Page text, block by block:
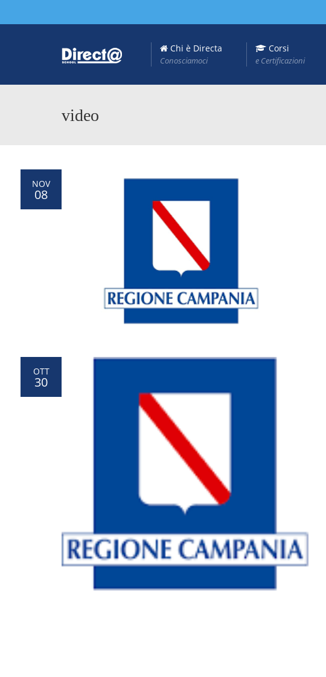
Chi è Directa
Conosciamoci
Corsi
e Certificazioni
video
NOV
08
OTT
30